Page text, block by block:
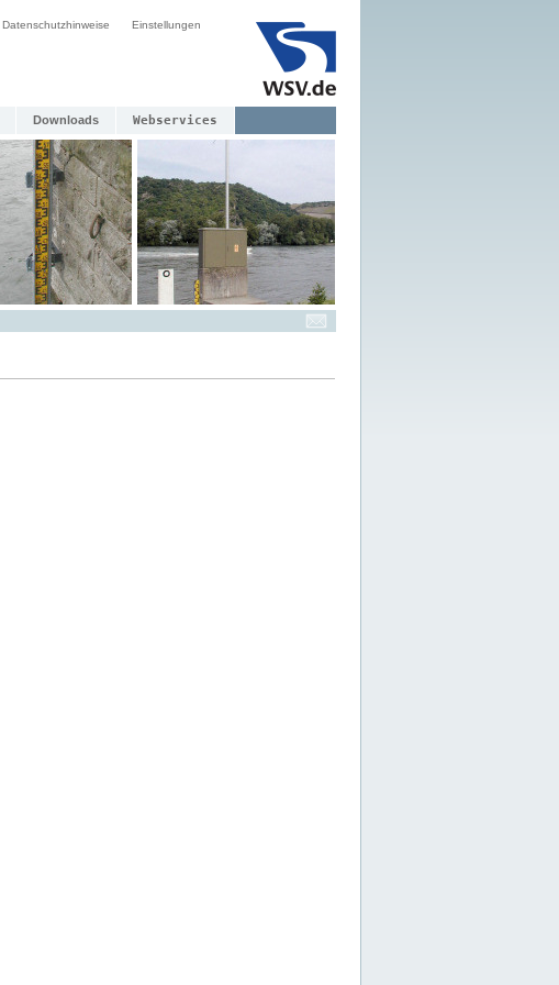
Datenschutzhinweise Einstellungen
Downloads Webservices